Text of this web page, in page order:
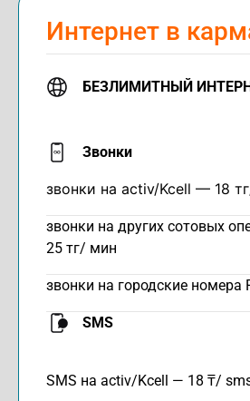
Интернет в
БЕЗЛИМИТНЫЙ
Звонки
звонки на activ/Kcell — 18
звонки на других сотовых
25 тг/ мин
звонки на городские
SMS
SMS на activ/Kcell — 18 ₸/